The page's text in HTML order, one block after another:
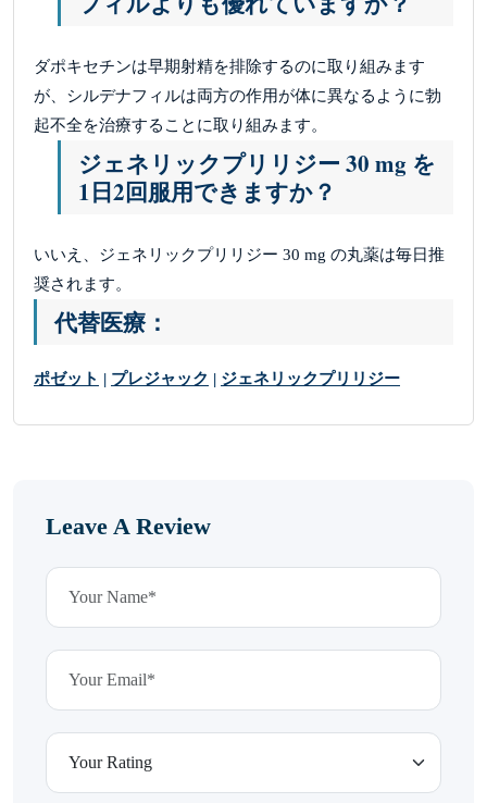
ダポキセチンは早期射精を排除するのに取り組みます
が、シルデナフィルは両方の作用が体に異なるように勃
起不全を治療することに取り組みます。
ジェネリックプリリジー 30 mg を
1日2回服用できますか？
いいえ、ジェネリックプリリジー 30 mg の丸薬は毎日推
奨されます。
代替医療：
ポゼット | プレジャック | ジェネリックプリリジー
Leave A Review